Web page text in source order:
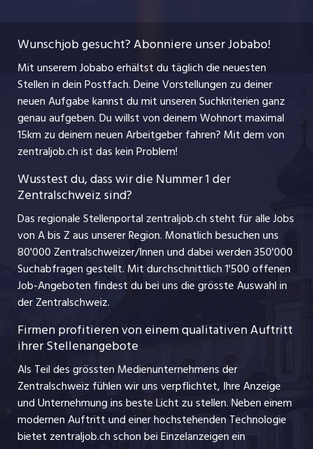
Freelance Jobs
Praktika
Lehrstellen
Ferienjobs
Führungspositionen
Jobline
Nutzungsbedingungen
Impressum
jobbasel.ch
jobbern.ch
jobmittelland.ch
schaffu.ch (VS)
ajourjob.ch
Wunschjob gesucht? Abonniere unser Jobabo!
Mit unserem Jobabo erhältst du täglich die neuesten
Stellen in dein Postfach. Deine Vorstellungen zu deiner
neuen Aufgabe kannst du mit unseren Suchkriterien ganz
genau aufgeben. Du willst von deinem Wohnort maximal
15km zu deinem neuen Arbeitgeber fahren? Mit demvon
zentraljob.ch ist das kein Problem!
Wusstest du, dass wir die Nummer 1 der
Zentralschweiz sind?
Das regionale Stellenportal zentraljob.ch steht für alle Jobs
von A bis Z aus unserer Region. Monatlich besuchen uns
80'000 Zentralschweizer/Innen und dabei werden 350'000
Suchabfragen gestellt. Mit durchschnittlich 1'500 offenen
Job-Angeboten findest du bei uns die grösste Auswahl in
der Zentralschweiz.
Firmen profitieren von einem qualitativen Auftritt
ihrer Stellenangebote
Als Teil des grössten Medienunternehmens der
Zentralschweiz fühlen wir uns verpflichtet, Ihre Anzeige
und Unternehmung ins beste Licht zu stellen. Neben einem
modernen Auftritt und einer hochstehenden Technologie
bietet zentraljob.ch schon bei Einzelanzeigen ein